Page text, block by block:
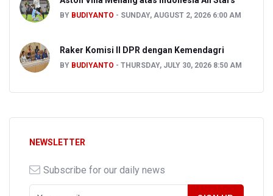
BY BUDIYANTO SUNDAY, AUGUST 2, 2026 6:00 AM
Raker Komisi II DPR dengan Kemendagri
BY BUDIYANTO THURSDAY, JULY 30, 2026 8:50 AM
NEWSLETTER
Subscribe for our daily news